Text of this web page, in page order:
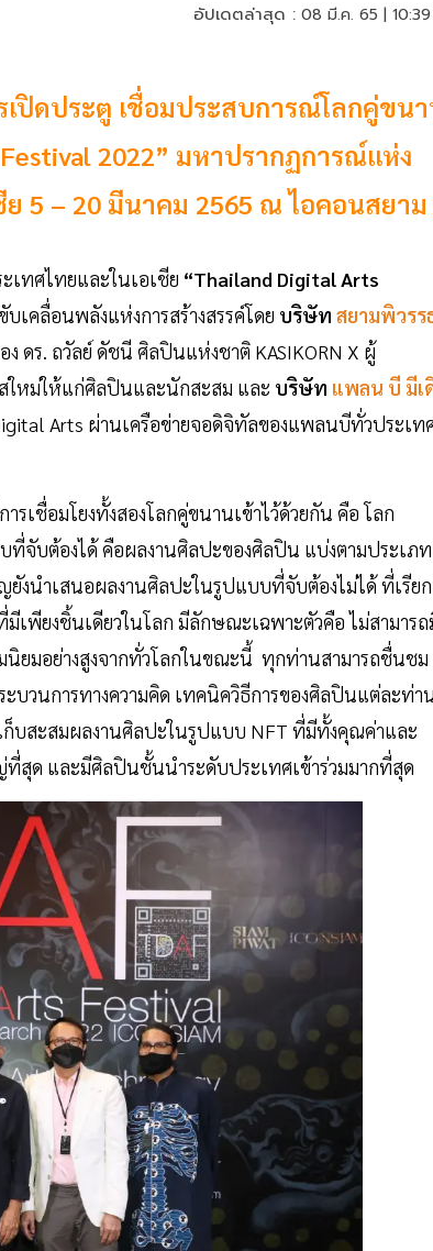
อัปเดตล่าสุด : 08 มี.ค. 65 |
ปิดประตู เชื่อมประสบการณ์โลกคู่ขน
2022” มหาปรากฏการณ์แห่ง
5 – 20 มีนาคม 2565 ณ ไอคอนสยาม
เทศไทยและในเอเชีย “Thailand Digital Arts
เคลื่อนพลังแห่งการสร้างสรรค์โดย บริษัท สยามพิวรร
ง ดร. ถวัลย์ ดัชนี ศิลปินแห่งชาติ KASIKORN X ผู้
ใหม่ให้แก่ศิลปินและนักสะสม และ บริษัท แพลน บี มีเ
Arts ผ่านเครือข่ายจอดิจิทัลของแพลนบีทั่วประเท
เชื่อมโยงทั้งสองโลกคู่ขนานเข้าไว้ด้วยกัน คือ โลก
ที่จับต้องได้ คือผลงานศิลปะของศิลปิน แบ่งตามประเภท
งนำเสนอผลงานศิลปะในรูปแบบที่จับต้องไม่ได้ ที่เรียก
พียงชิ้นเดียวในโลก มีลักษณะเฉพาะตัวคือ ไม่สามาร
นิยมอย่างสูงจากทั่วโลกในขณะนี้ ทุกท่านสามารถชื่นชม
บวนการทางความคิด เทคนิควิธีการของศิลปินแต่ละท่า
ก็บสะสมผลงานศิลปะในรูปแบบ NFT ที่มีทั้งคุณค่าและ
สุด และมีศิลปินชั้นนำระดับประเทศเข้าร่วมมากที่สุด